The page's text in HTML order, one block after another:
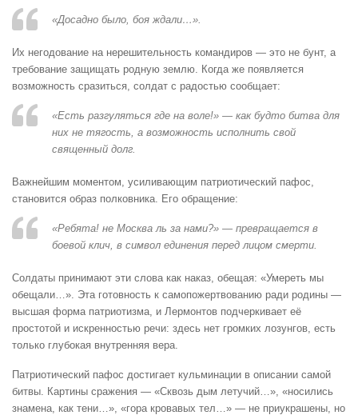
«Досадно было, боя ждали…».
Их негодование на нерешительность командиров — это не бунт, а
требование защищать родную землю. Когда же появляется
возможность сразиться, солдат с радостью сообщает:
«Есть разгуляться где на воле!» — как будто битва для
них не тягость, а возможность исполнить свой
священный долг.
Важнейшим моментом, усиливающим патриотический пафос,
становится образ полковника. Его обращение:
«Ребята! не Москва ль за нами?» — превращается в
боевой клич, в символ единения перед лицом смерти.
Солдаты принимают эти слова как наказ, обещая: «Умереть мы
обещали…». Эта готовность к самопожертвованию ради родины —
высшая форма патриотизма, и Лермонтов подчеркивает её
простотой и искренностью речи: здесь нет громких лозунгов, есть
только глубокая внутренняя вера.
Патриотический пафос достигает кульминации в описании самой
битвы. Картины сражения — «Сквозь дым летучий…», «носились
знамена, как тени…», «гора кровавых тел…» — не приукрашены, но